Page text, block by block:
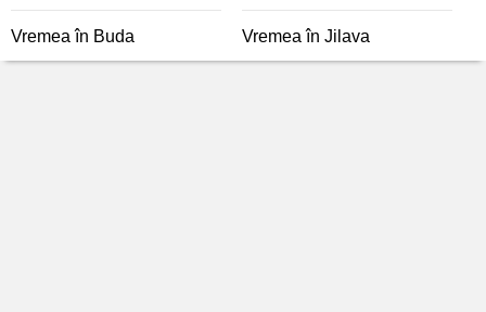
Vremea în Buda Vremea în Jilava